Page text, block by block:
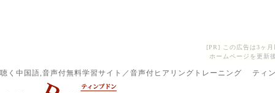
[PR] この広告は3ヶ
ホームページを更新
聴く中国語,音声付無料学習サイト／音声付ヒアリングトレーニング ティ